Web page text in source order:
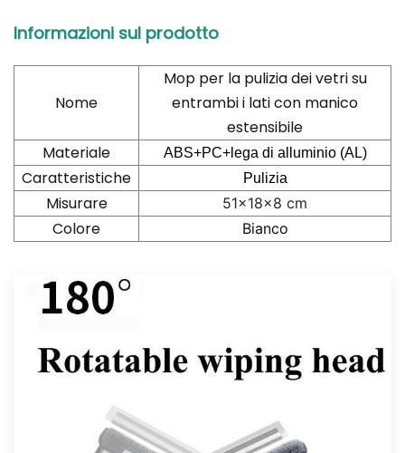
Informazioni sul prodotto
Nome
Mop per la pulizia dei vetri su
entrambi i lati con manico
estensibile
Materiale
ABS+PC+lega di alluminio (AL)
Caratteristiche Pulizia
Misurare 51x18x8 cm
Colore Bianco